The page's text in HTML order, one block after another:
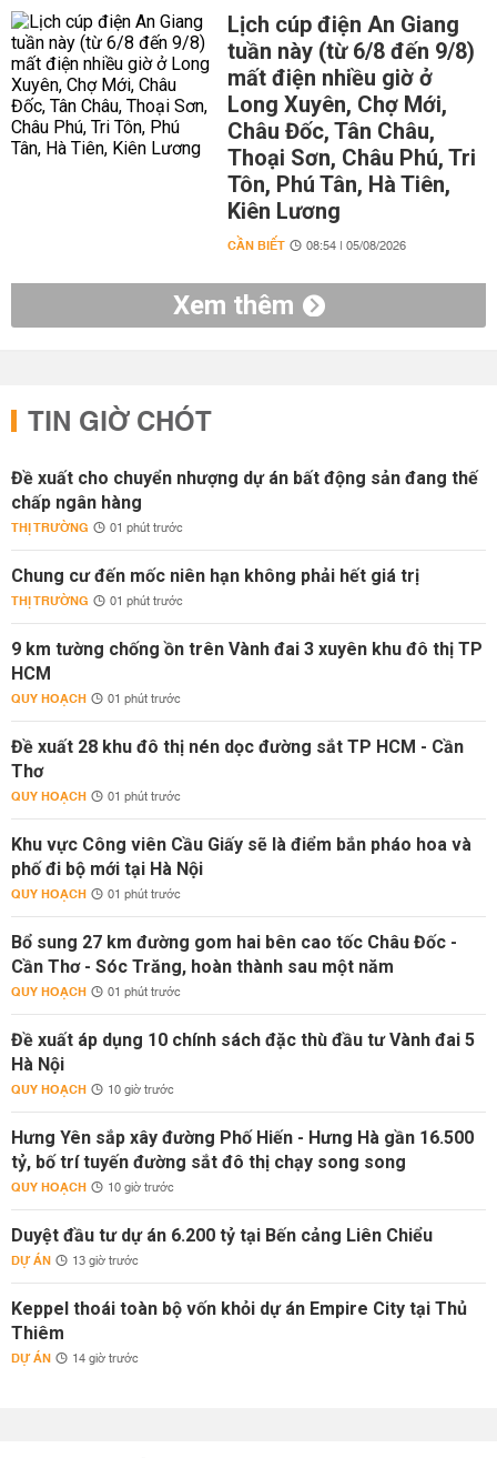
Lịch cúp điện An Giang
tuần này (từ 6/8 đến 9/8)
mất điện nhiều giờ ở
Long Xuyên, Chợ Mới,
Châu Đốc, Tân Châu,
Thoại Sơn, Châu Phú, Tri
Tôn, Phú Tân, Hà Tiên,
Kiên Lương
CẦN BIẾT 08:54 | 05/08/2026
Xem thêm
TIN GIỜ CHÓT
Đề xuất cho chuyển nhượng dự án bất động sản đang thế
chấp ngân hàng
THỊ TRƯỜNG 01 phút trước
Chung cư đến mốc niên hạn không phải hết giá trị
THỊ TRƯỜNG 01 phút trước
9 km tường chống ồn trên Vành đai 3 xuyên khu đô thị TP
HCM
QUY HOẠCH 01 phút trước
Đề xuất 28 khu đô thị nén dọc đường sắt TP HCM - Cần
Thơ
QUY HOẠCH 01 phút trước
Khu vực Công viên Cầu Giấy sẽ là điểm bắn pháo hoa và
phố đi bộ mới tại Hà Nội
QUY HOẠCH 01 phút trước
Bổ sung 27 km đường gom hai bên cao tốc Châu Đốc -
Cần Thơ - Sóc Trăng, hoàn thành sau một năm
QUY HOẠCH 01 phút trước
Đề xuất áp dụng 10 chính sách đặc thù đầu tư Vành đai 5
Hà Nội
QUY HOẠCH 10 giờ trước
Hưng Yên sắp xây đường Phố Hiến - Hưng Hà gần 16.500
tỷ, bố trí tuyến đường sắt đô thị chạy song song
QUY HOẠCH 10 giờ trước
Duyệt đầu tư dự án 6.200 tỷ tại Bến cảng Liên Chiểu
DỰ ÁN 13 giờ trước
Keppel thoái toàn bộ vốn khỏi dự án Empire City tại Thủ
Thiêm
DỰ ÁN 14 giờ trước